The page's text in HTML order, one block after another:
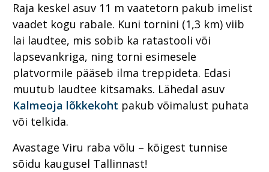
Raja keskel asuv 11 m vaatetorn pakub imelist
vaadet kogu rabale. Kuni tornini (1,3 km) viib
lai laudtee, mis sobib ka ratastooli või
lapsevankriga, ning torni esimesele
platvormile pääseb ilma treppideta. Edasi
muutub laudtee kitsamaks. Lähedal asuv
Kalmeoja lõkkekoht pakub võimalust puhata
või telkida.
Avastage Viru raba võlu – kõigest tunnise
sõidu kaugusel Tallinnast!